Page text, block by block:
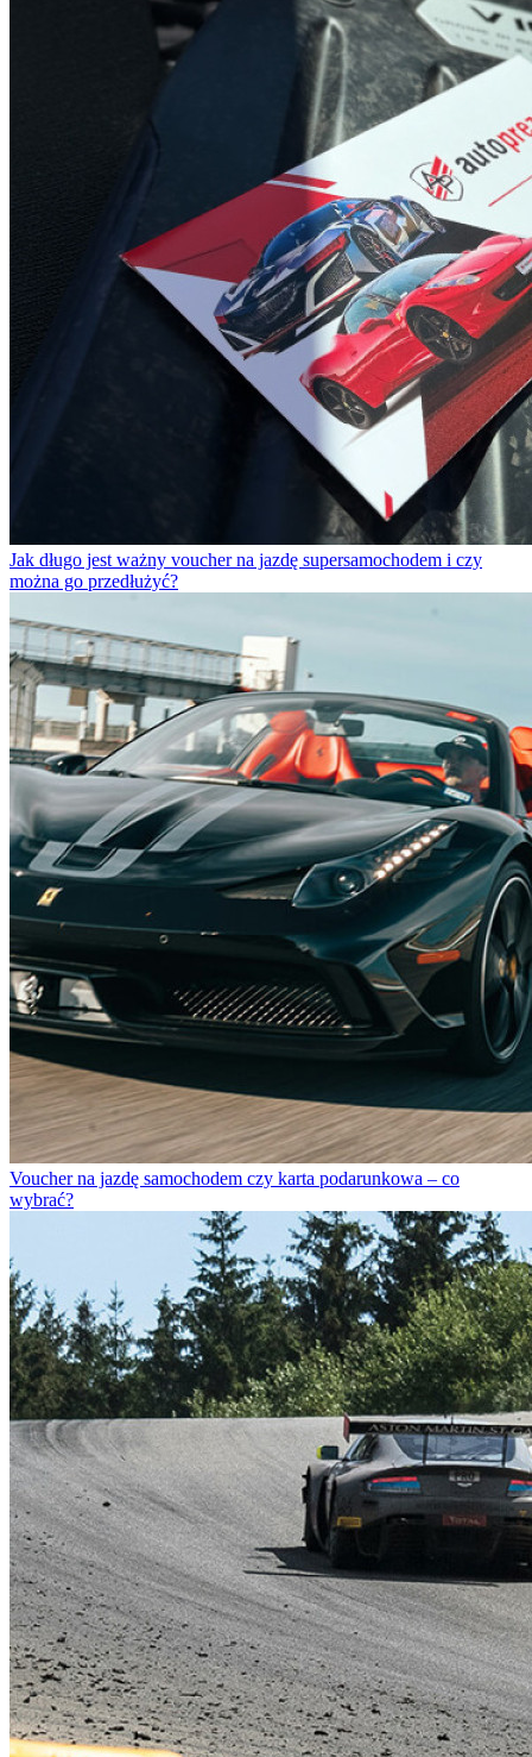
Jak długo jest ważny voucher na jazdę supersamochodem i czy
można go przedłużyć?
Voucher na jazdę samochodem czy karta podarunkowa – co
wybrać?